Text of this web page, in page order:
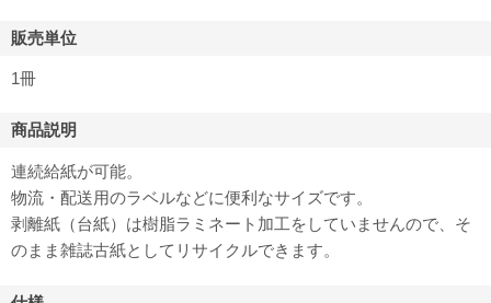
販売単位
1冊
商品説明
連続給紙が可能。
物流・配送用のラベルなどに便利なサイズです。
剥離紙（台紙）は樹脂ラミネート加工をしていませんので、そ
のまま雑誌古紙としてリサイクルできます。